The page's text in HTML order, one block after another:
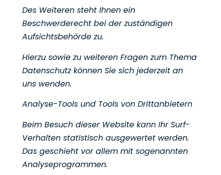
Des Weiteren steht Ihnen ein
Beschwerderecht bei der zuständigen
Aufsichtsbehörde zu.
Hierzu sowie zu weiteren Fragen zum Thema
Datenschutz können Sie sich jederzeit an
uns wenden.
Analyse-Tools und Tools von Drittanbietern
Beim Besuch dieser Website kann Ihr Surf-
Verhalten statistisch ausgewertet werden.
Das geschieht vorallem mit sogenannten
Analyseprogrammen.